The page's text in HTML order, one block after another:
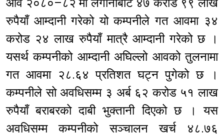
रुपैयाँ आम्दानी गरेको यो कम्पनीले गत आवमा ३४
करोड २४ लाख रुपैयाँ मात्रै आम्दानी गरेको छ ।
यसर्थ कम्पनीको आम्दानी अघिल्लो आवको तुलनामा
गत आवमा २८.६४ प्रतिशत घट्न पुगेको छ ।
कम्पनीले सो अवधिसम्म ३ अर्ब ६२ करोड ५१ लाख
रुपैयाँ बराबरको दाबी भुक्तानी दिएको छ । यस
अवधिसम्म कम्पनीको सञ्चालन खर्च ४८.७६